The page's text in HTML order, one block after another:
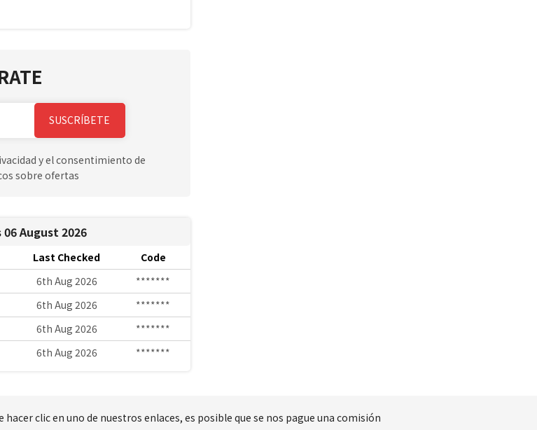
SUSCRÍBETE
y el consentimiento de
sobre ofertas
August 2026
Last Checked
Code
6th Aug 2026
*******
6th Aug 2026
*******
6th Aug 2026
*******
6th Aug 2026 *******
clic en uno de nuestros enlaces, es posible que se nos pague una comisión